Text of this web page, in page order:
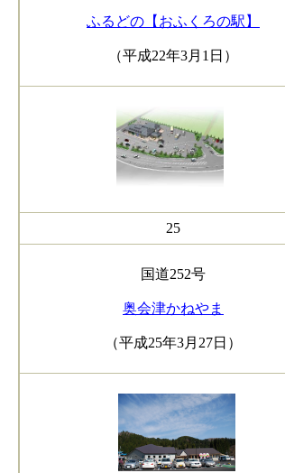
ふるどの【おふくろの駅】
（平成22年3月1日）
25
国道252号
奥会津かねやま
（平成25年3月27日）